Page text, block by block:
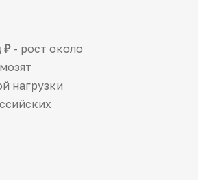
₽- рост около
нагрузки